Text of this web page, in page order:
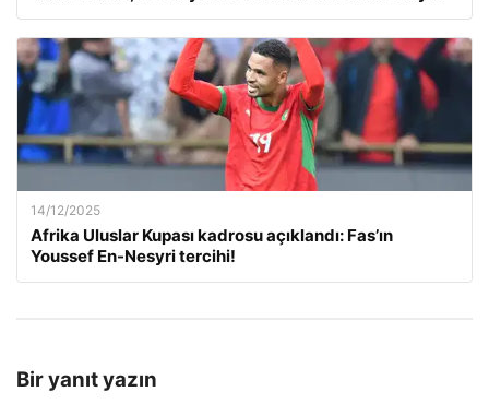
14/12/2025
Afrika Uluslar Kupası kadrosu açıklandı: Fas’ın
Youssef En-Nesyri tercihi!
Bir yanıt yazın